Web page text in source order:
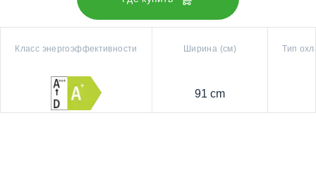
Класс энергоэффективности Ширина (см)
91 cm
Тип